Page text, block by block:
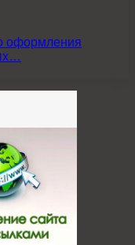
оформления